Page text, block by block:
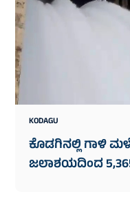
KODAGU
ಕೊಡಗಿನಲ್ಲಿ ಗಾಳಿ
ಜಲಾಶಯದಿಂದ